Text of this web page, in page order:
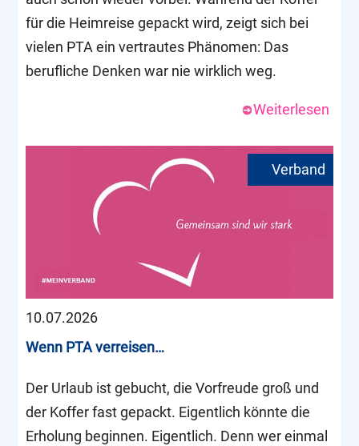
für die Heimreise gepackt wird, zeigt sich bei
vielen PTA ein vertrautes Phänomen: Das
berufliche Denken war nie wirklich weg.
Weiterlesen
10.07.2026
Wenn PTA verreisen…
Der Urlaub ist gebucht, die Vorfreude groß und
der Koffer fast gepackt. Eigentlich könnte die
Erholung beginnen. Eigentlich. Denn wer einmal